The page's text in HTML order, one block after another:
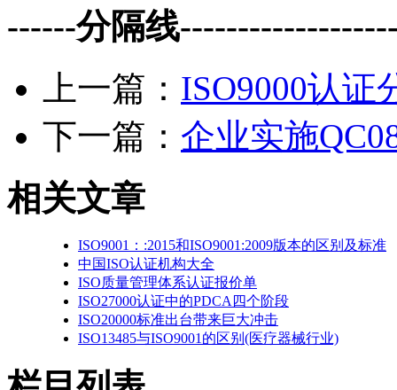
------分隔线
上一篇： ISO9000认证
下一篇： 企业实施
相关文章
ISO9001：:2015和ISO9001:2009版本的区别及标准
中国ISO认证机构大全
ISO质量管理体系认证报价单
ISO27000认证中的PDCA四个阶段
ISO20000标准出台带来巨大冲击
ISO13485与ISO9001的区别(医疗器械行业)